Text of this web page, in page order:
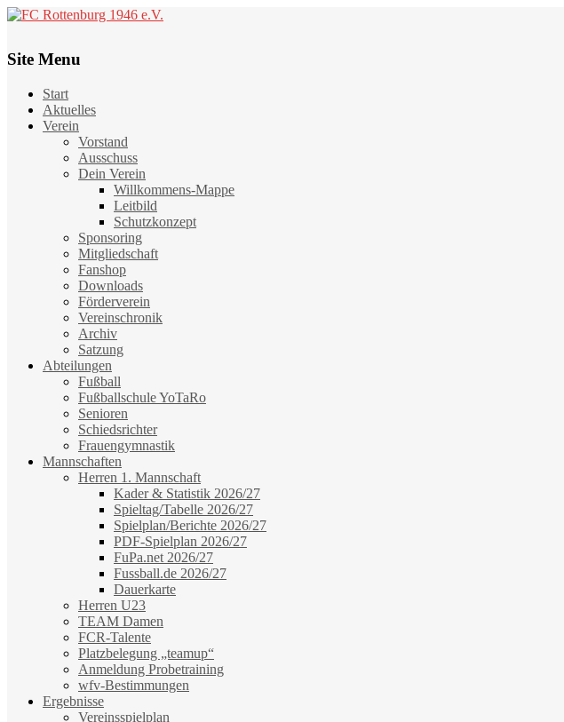
Site Menu
Start
Aktuelles
Verein
Vorstand
Ausschuss
Dein Verein
Willkommens-Mappe
Leitbild
Schutzkonzept
Sponsoring
Mitgliedschaft
Fanshop
Downloads
Förderverein
Vereinschronik
Archiv
Satzung
Abteilungen
Fußball
Fußballschule YoTaRo
Senioren
Schiedsrichter
Frauengymnastik
Mannschaften
Herren 1. Mannschaft
Kader & Statistik 2026/27
Spieltag/Tabelle 2026/27
Spielplan/Berichte 2026/27
PDF-Spielplan 2026/27
FuPa.net 2026/27
Fussball.de 2026/27
Dauerkarte
Herren U23
TEAM Damen
FCR-Talente
Platzbelegung „teamup“
Anmeldung Probetraining
wfv-Bestimmungen
Ergebnisse
Vereinsspielplan